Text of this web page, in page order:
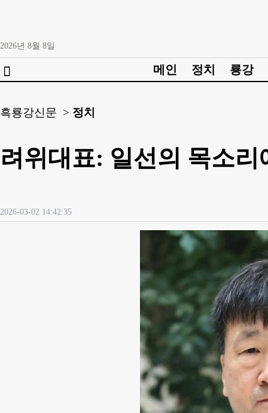
2026년 8월 8일
 메인 정치 룡강
흑룡강신문 > 정치
려위대표: 일선의 목소
2026-03-02 14:42:35